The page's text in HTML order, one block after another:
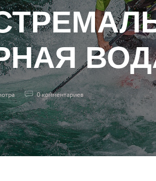
0комментариев